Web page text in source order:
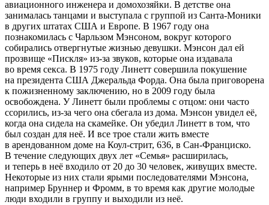
авиационного инженера и домохозяйки. В детстве она
занималась танцами и выступала с группой из Санта-Моники
в других штатах США и Европе. В 1967 году она
познакомилась с Чарльзом Мэнсоном, вокруг которого
собирались отвергнутые жизнью девушки. Мэнсон дал ей
прозвище «Пискля» из-за звуков, которые она издавала
во время секса. В 1975 году Линетт совершила покушение
на президента США Джеральда Форда. Она была приговорена
к пожизненному заключению, но в 2009 году была
освобождена. У Линетт были проблемы с отцом: они часто
ссорились, из-за чего она сбегала из дома. Мэнсон увидел её,
когда она сидела на скамейке. Он убедил Линетт в том, что
был создан для неё. И все трое стали жить вместе
в арендованном доме на Коул-стрит, 636, в Сан-Франциско.
В течение следующих двух лет «Семья» расширилась,
и теперь в неё входило от 20 до 30 человек, живущих вместе.
Некоторые из них стали ярыми последователями Мэнсона,
например Бруннер и Фромм, в то время как другие молодые
люди входили в группу и выходили из неё.